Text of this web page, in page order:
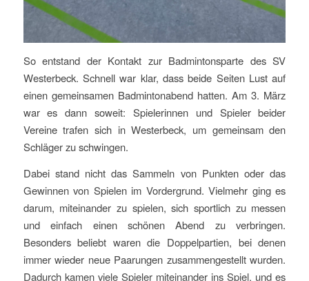
So entstand der Kontakt zur Badmintonsparte des SV
Westerbeck. Schnell war klar, dass beide Seiten Lust auf
einen gemeinsamen Badmintonabend hatten. Am 3. März
war es dann soweit: Spielerinnen und Spieler beider
Vereine trafen sich in Westerbeck, um gemeinsam den
Schläger zu schwingen.
Dabei stand nicht das Sammeln von Punkten oder das
Gewinnen von Spielen im Vordergrund. Vielmehr ging es
darum, miteinander zu spielen, sich sportlich zu messen
und einfach einen schönen Abend zu verbringen.
Besonders beliebt waren die Doppelpartien, bei denen
immer wieder neue Paarungen zusammengestellt wurden.
Dadurch kamen viele Spieler miteinander ins Spiel, und es